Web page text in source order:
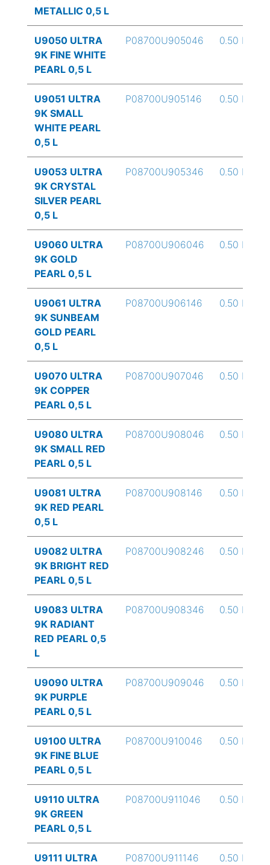
METALLIC 0,5 L
U9050 ULTRA
9K FINE WHITE
PEARL 0,5 L
P08700U905046 0.50 L
U9051 ULTRA
9K SMALL
WHITE PEARL
0,5 L
P08700U905146 0.50 L
U9053 ULTRA
9K CRYSTAL
SILVER PEARL
0,5 L
P08700U905346 0.50 L
U9060 ULTRA
9K GOLD
PEARL 0,5 L
P08700U906046 0.50 L
U9061 ULTRA
9K SUNBEAM
GOLD PEARL
0,5 L
P08700U906146 0.50 L
U9070 ULTRA
9K COPPER
PEARL 0,5 L
P08700U907046 0.50 L
U9080 ULTRA
9K SMALL RED
PEARL 0,5 L
P08700U908046 0.50 L
U9081 ULTRA
9K RED PEARL
0,5 L
P08700U908146 0.50 L
U9082 ULTRA
9K BRIGHT RED
PEARL 0,5 L
P08700U908246 0.50 L
U9083 ULTRA
9K RADIANT
RED PEARL 0,5
L
P08700U908346 0.50 L
U9090 ULTRA
9K PURPLE
PEARL 0,5 L
P08700U909046 0.50 L
U9100 ULTRA
9K FINE BLUE
PEARL 0,5 L
P08700U910046 0.50 L
U9110 ULTRA
9K GREEN
PEARL 0,5 L
P08700U911046 0.50 L
U9111 ULTRA
P08700U911146 0.50 L